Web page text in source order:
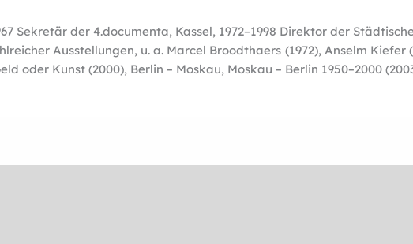
Sekretär der 4.documenta, Kassel, 1972–1998 Direktor der
Ausstellungen, u. a. Marcel Broodthaers (1972), Anselm Kiefer
oder Kunst (2000), Berlin – Moskau, Moskau – Berlin 1950–2000